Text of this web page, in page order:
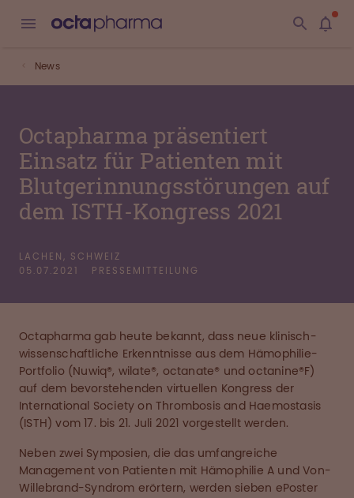
News
Octapharma präsentiert
Einsatz für Patienten mit
Blutgerinnungsstörungen auf
dem ISTH-Kongress 2021
LACHEN, SCHWEIZ
05.07.2021
PRESSEMITTEILUNG
Octapharma gab heute bekannt, dass neue klinisch-
wissenschaftliche Erkenntnisse aus dem Hämophilie-
Portfolio (Nuwiq®, wilate®, octanate® und octanine®F)
auf dem bevorstehenden virtuellen Kongress der
International Society on Thrombosis and Haemostasis
(ISTH) vom 17. bis 21. Juli 2021 vorgestellt werden.
Neben zwei Symposien, die das umfangreiche
Management von Patienten mit Hämophilie A und Von-
Willebrand-Syndrom erörtern, werden sieben ePoster